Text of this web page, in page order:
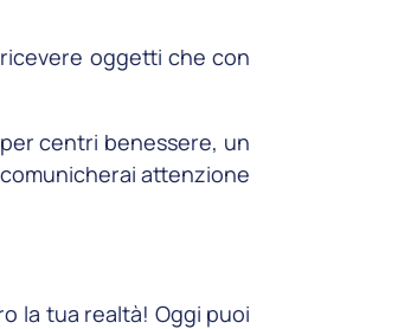
oggetti che con
centri benessere, un
attenzione
la tua realtà! Oggi puoi